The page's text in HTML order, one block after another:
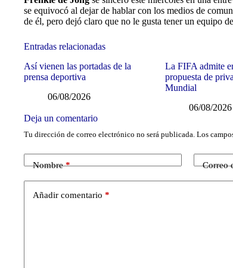
se equivocó al dejar de hablar con los medios de
de él, pero dejó claro que no le gusta tener un equipo
Entradas relacionadas
Así vienen las portadas de la
prensa deportiva
06/08/2026
La FIFA admite
propuesta de
Mundial
06/08/2026
Deja un comentario
Tu dirección de correo electrónico no será publicada. Los
Nombre* Correo
Añadir comentario *